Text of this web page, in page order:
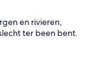
en rivieren,
ter been bent.